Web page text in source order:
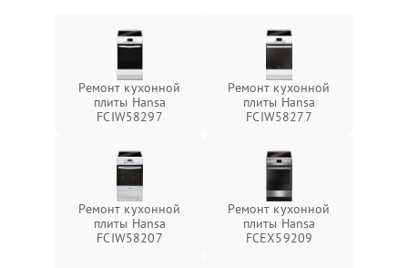
Ремонт кухонной
плиты Hansa
FCIW58297
Ремонт кухонной
плиты Hansa
FCIW58277
Ремонт кухонной
плиты Hansa
FCIW58207
Ремонт кухонной
плиты Hansa
FCEX59209